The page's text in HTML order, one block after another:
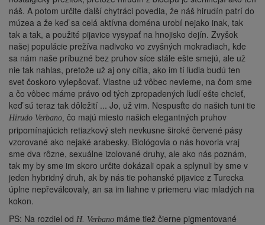
náš. A potom určite ďalší chytráci povedia, že náš hirudín patrí do
múzea a že keď sa celá aktívna doména urobí nejako inak, tak
tak a tak, a použité pijavice vysypať na hnojisko dejín. Zvyšok
našej populácie prežíva nadivoko vo zvyšných mokradiach, kde
sa nám naše príbuzné bez pruhov síce stále ešte smejú, ale už
nie tak nahlas, pretože už aj ony cítia, ako im tí ľudia budú ten
svet čoskoro vylepšovať. Vlastne už vôbec nevieme, na čom sme
a čo vôbec máme právo od tých zpropadených ľudí ešte chcieť,
keď sú teraz tak dôležití ... Jo, už vim. Nespusťte do našich tuni tie
Hirudo Verbano, čo majú miesto našich elegantných pruhov
pripomínajúcich retiazkový steh nevkusne široké červené pásy
vzorované ako nejaké arabesky. Biológovia o nás hovoria vraj
sme dva rôzne, sexuálne izolované druhy, ale ako nás poznám,
tak my by sme im skoro určite dokázali opak a splynuli by sme v
jeden hybridný druh, ak by nás tie pohanské pijavice z Turecka
úplne nepřeválcovaly, an sa im liahne v priemeru viac mladých na
kokon.
PS: Na rozdiel od H. Verbano máme tiež čierne pigmentované